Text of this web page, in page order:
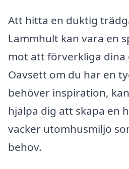
Att hitta en duktig
Lammhult kan vara en
mot att förverkliga
Oavsett om du har en
behöver inspiration,
hjälpa dig att skapa en
vacker utomhusmiljö
behov.